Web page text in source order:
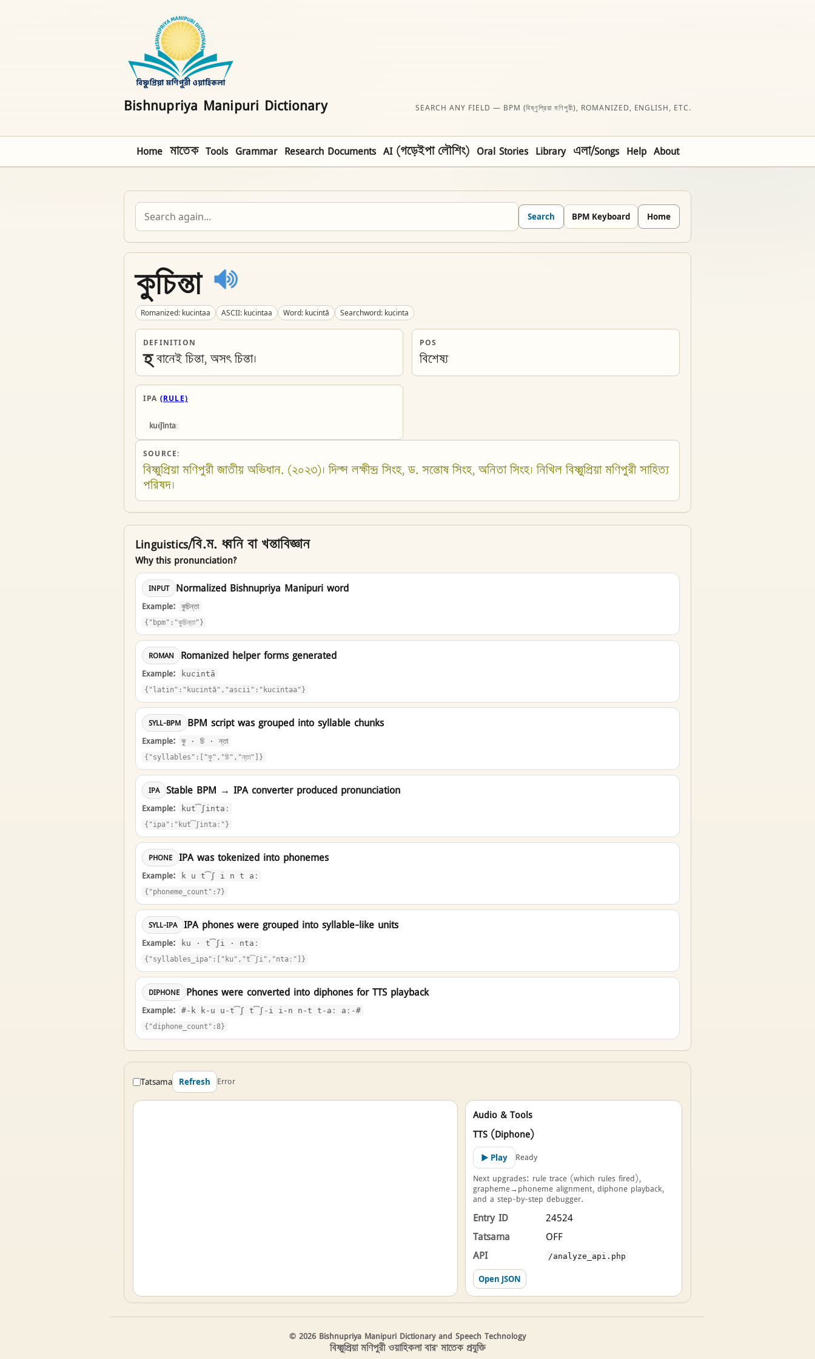
Bishnupriya Manipuri Dictionary SEARCH ANY FIELD — BPM (বিষ্ণুপ্রিয়া মণিপুরী), ROMANIZED, ENGLISH, ETC.
Home মাতেক Tools Grammar Research Documents AI (গড়েইপা লৌশিং) Oral Stories Library এলা/Songs Help About
Search BPM Keyboard Home
কুচিন্তা
Romanized: kucintaa ASCII: kucintaa Word: kucintā Searchword: kucinta
DEFINITION
হ বানেই চিন্তা, অসৎ চিন্তা।
POS
বিশেষ্য
IPA (RULE)
kut͡ʃintaː
SOURCE:
বিষ্ণুপ্রিয়া মণিপুরী জাতীয় অভিধান. (২০২৩)। দিল্স লক্ষীন্দ্র সিংহ, ড. সন্তোষ সিংহ, অনিতা সিংহ। নিখিল বিষ্ণুপ্রিয়া মণিপুরী সাহিত্য
পরিষদ।
Linguistics/বি.ম. ধ্বনি বা খন্তাবিজ্ঞান
Why this pronunciation?
INPUT Normalized Bishnupriya Manipuri word
Example: কুচিন্তা
{"bpm":"কুচিন্তা"}
ROMAN Romanized helper forms generated
Example: kucintā
{"latin":"kucintā","ascii":"kucintaa"}
SYLL-BPM BPM script was grouped into syllable chunks
Example: কু · চি · ন্তা
{"syllables":["কু","চি","ন্তা"]}
IPA Stable BPM → IPA converter produced pronunciation
Example: kut͡ʃintaː
{"ipa":"kut͡ʃintaː"}
PHONE IPA was tokenized into phonemes
Example: k u t͡ʃ i n t aː
{"phoneme_count":7}
SYLL-IPA IPA phones were grouped into syllable-like units
Example: ku · t͡ʃi · ntaː
{"syllables_ipa":["ku","t͡ʃi","ntaː"]}
DIPHONE Phones were converted into diphones for TTS playback
Example: #-k k-u u-t͡ʃ t͡ʃ-i i-n n-t t-aː aː-#
{"diphone_count":8}
Tatsama Refresh Error
Audio & Tools
TTS (Diphone)
▶ Play
Ready
Next upgrades: rule trace (which rules fired),
grapheme→phoneme alignment, diphone playback,
and a step-by-step debugger.
Entry ID
24524
Tatsama
OFF
API
/analyze_api.php
Open JSON
© 2026 Bishnupriya Manipuri Dictionary and Speech Technology
বিষ্ণুপ্রিয়া মণিপুরী ওয়াহিকলা বার' মাতেক প্রযুক্তি